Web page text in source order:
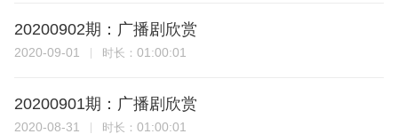
20200902期：广播剧欣赏
2020-09-01 时长： 01:00:01
20200901期：广播剧欣赏
2020-08-31 时长： 01:00:01